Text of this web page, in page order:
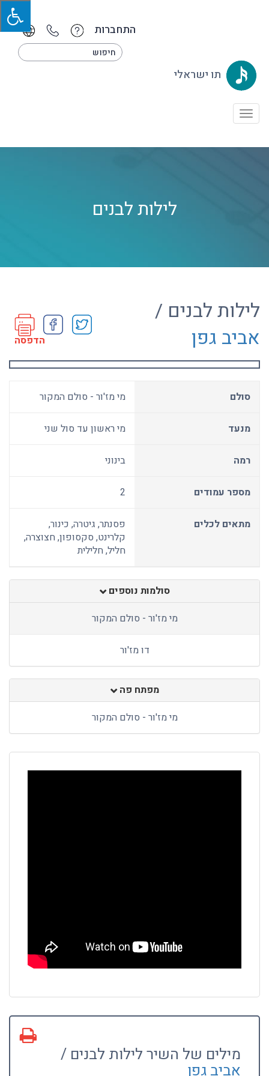
התחברות
תו ישראלי
Toggle
לילות לבנים
לילות לבנים /
אביב גפן
הדפסה
סולם מי מז'ור - סולם המקור
מנעד מי ראשון עד סול שני
רמה בינוני
מספר עמודים 2
מתאים לכלים
פסנתר, גיטרה, כינור,
קלרינט, סקסופון, חצוצרה,
חליל, חלילית
סולמות נוספים
מי מז'ור - סולם המקור
דו מז'ור
מפתח פה
מי מז'ור - סולם המקור
מילים של השיר לילות לבנים /
אביב גפן